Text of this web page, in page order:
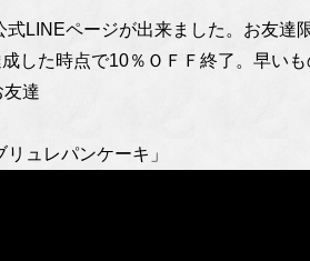
LINEページが出来ました。お友達
した時点で10％ＯＦＦ終了。早い
友達
ュレパンケーキ」